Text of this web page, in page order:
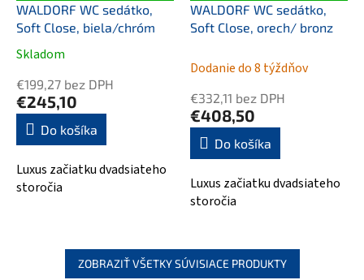
WALDORF WC sedátko,
Soft Close, biela/chróm
Priemerné
hodnotenie
produktu
je
5,0
z
5
hviezdičiek.
Skladom
€199,27 bez DPH
€245,10
Do košíka
Luxus začiatku dvadsiateho
storočia
WALDORF WC sedátko,
Soft Close, orech/ bronz
Dodanie do 8 týždňov
€332,11 bez DPH
€408,50
Do košíka
Luxus začiatku dvadsiateho
storočia
ZOBRAZIŤ VŠETKY SÚVISIACE PRODUKTY